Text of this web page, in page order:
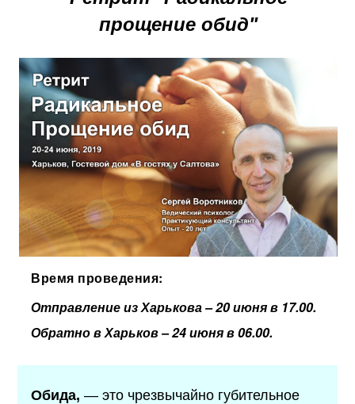
прощение обид"
Время проведения:
Отправление из Харькова – 20 июня в 17.00.
Обратно в Харьков – 24 июня в 06.00.
Обида, — это чрезвычайно губительное